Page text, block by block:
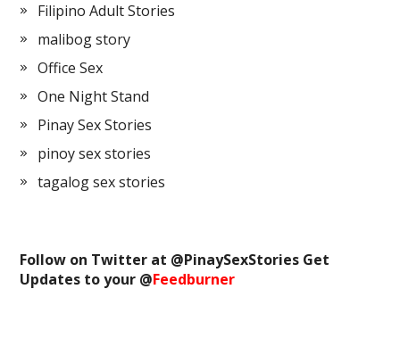
Filipino Adult Stories
malibog story
Office Sex
One Night Stand
Pinay Sex Stories
pinoy sex stories
tagalog sex stories
Follow on Twitter at @PinaySexStories Get
Updates to your @Feedburner